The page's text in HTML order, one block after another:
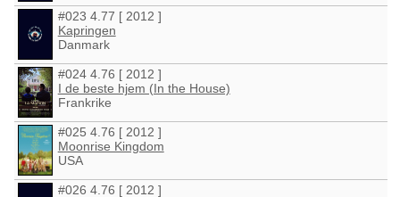
#023 4.77 [ 2012 ]
Kapringen
Danmark
#024 4.76 [ 2012 ]
I de beste hjem (In the House)
Frankrike
#025 4.76 [ 2012 ]
Moonrise Kingdom
USA
#026 4.76 [ 2012 ]